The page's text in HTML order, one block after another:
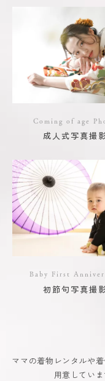
Coming of age
成人式写真撮
Baby First
初節句写真撮
ママの着物レンタルや
用意してい